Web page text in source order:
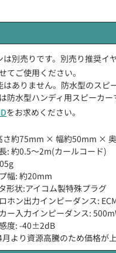
は別売りです。別売り推奨イ
てご使用ください。
はありません。防水型のスピ
防水型ハンディ用スピーカー
をお求めください。
さ約75mm × 幅約50mm ×
: 約0.5〜2m(カールコード)
幅: 約20mm
形状:アイコム製特殊プラグ
ホン出力インピーダンス:
ー入力インピーダンス:
度: -40±2dB
より資源高騰のため価格が